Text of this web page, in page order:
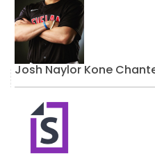
Josh Naylor Kone